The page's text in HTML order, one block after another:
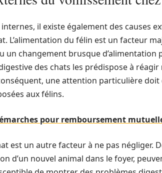
il existe également des causes
L’alimentation du félin est un facteur
un changement brusque d’alimentation
des chats les prédispose à
une attention particulière
aux félins.
pour remboursement
est un autre facteur à ne pas négliger.
d’un nouvel animal dans le foyer,